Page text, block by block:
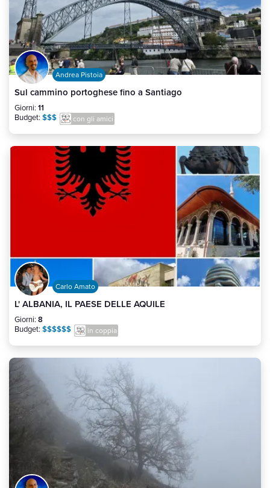
Andrea Pistoia
Sul cammino portoghese fino a Santiago
Giorni: 11
Budget: $$$ con gli amici
Carlo Amato
L' ALBANIA, IL PAESE DELLE AQUILE
Giorni: 8
Budget: $$$$$$ in coppia